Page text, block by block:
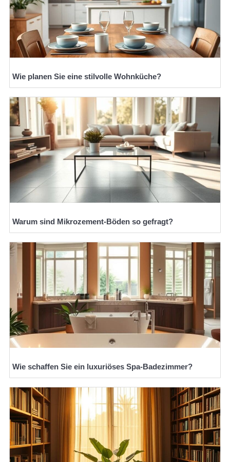
Wie planen Sie eine stilvolle Wohnküche?
Warum sind Mikrozement-Böden so gefragt?
Wie schaffen Sie ein luxuriöses Spa-Badezimmer?